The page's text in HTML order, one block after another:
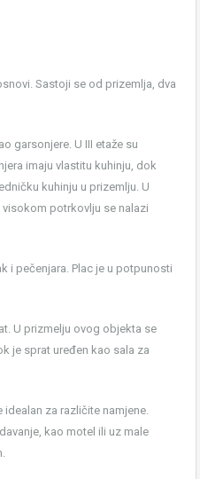
Sastoji se od prizemlja, dva
garsonjere. U III etaže su
imaju vlastitu kuhinju, dok
kuhinju u prizemlju. U
visokom potrkovlju se nalazi
i pečenjara. Plac je u potpunosti
U prizmelju ovog objekta se
je sprat uređen kao sala za
za različite namjene.
kao motel ili uz male